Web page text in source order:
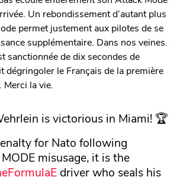
Un rebondissement d’autant plus
permet justement aux pilotes de se
supplémentaire. Dans nos veines.
sanctionnée de dix secondes de
dégringoler le Français de la première
Merci la vie.
is victorious in Miami! 🏆
for Nato following
misusage, it is the
driver who seals his